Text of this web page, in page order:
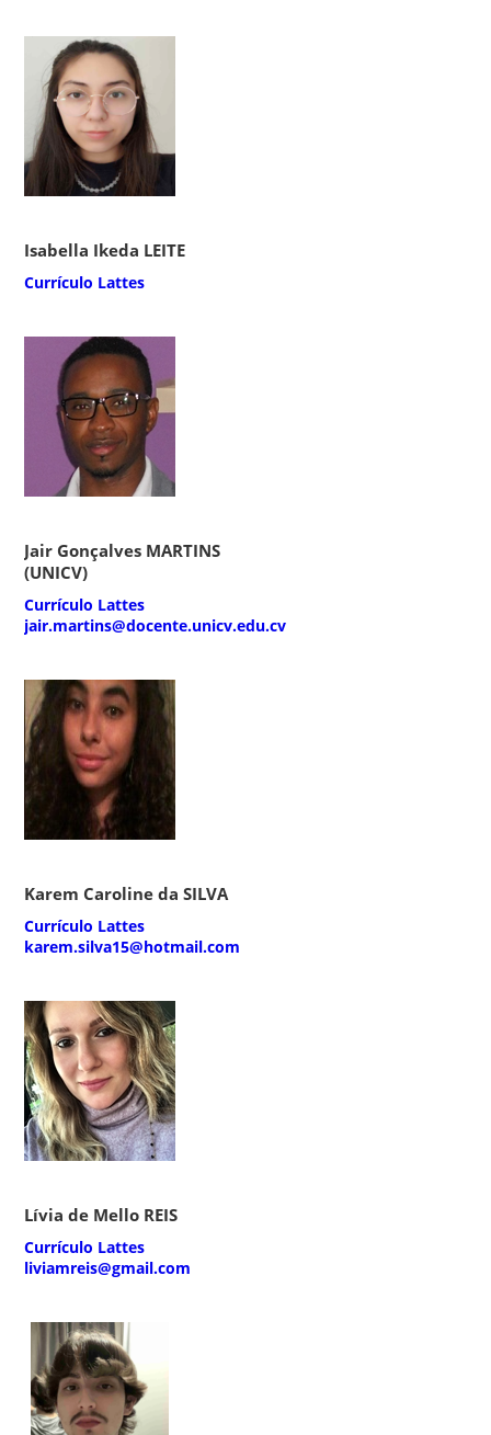
Isabella Ikeda LEITE
Currículo Lattes
Jair Gonçalves MARTINS
(UNICV)
Currículo Lattes
jair.martins@docente.unicv.edu.cv
Karem Caroline da SILVA
Currículo Lattes
karem.silva15@hotmail.com
Lívia de Mello REIS
Currículo Lattes
liviamreis@gmail.com